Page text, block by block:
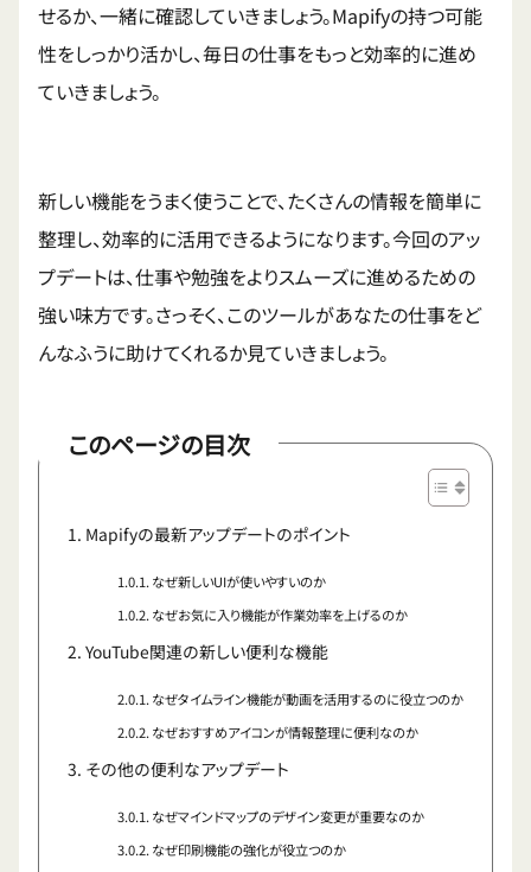
せるか、一緒に確認していきましょう。Mapifyの持つ可能
性をしっかり活かし、毎日の仕事をもっと効率的に進め
ていきましょう。
新しい機能をうまく使うことで、たくさんの情報を簡単に
整理し、効率的に活用できるようになります。今回のアッ
プデートは、仕事や勉強をよりスムーズに進めるための
強い味方です。さっそく、このツールがあなたの仕事をど
んなふうに助けてくれるか見ていきましょう。
このページの目次
Mapifyの最新アップデートのポイント
なぜ新しいUIが使いやすいのか
なぜお気に入り機能が作業効率を上げるのか
YouTube関連の新しい便利な機能
なぜタイムライン機能が動画を活用するのに役立つのか
なぜおすすめアイコンが情報整理に便利なのか
その他の便利なアップデート
なぜマインドマップのデザイン変更が重要なのか
なぜ印刷機能の強化が役立つのか